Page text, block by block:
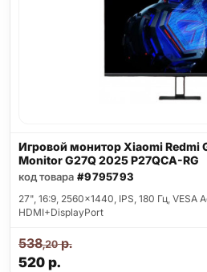
Игровой монитор Xiaomi Redmi
Monitor G27Q 2025 P27QCA-RG
код товара #9795793
27", 16:9, 2560x1440, IPS, 180 Гц,
HDMI+DisplayPort
520р.
538,20р.